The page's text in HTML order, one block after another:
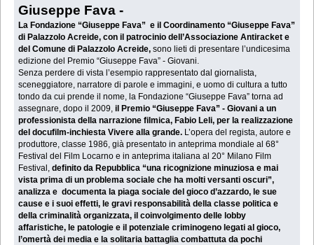
Giuseppe Fava -
La Fondazione “Giuseppe Fava” e il Coordinamento “Giuseppe Fava”
di Palazzolo Acreide, con il patrocinio dell’Associazione Antiracket e
del Comune di Palazzolo Acreide, sono lieti di presentare l’undicesima
edizione del Premio “Giuseppe Fava” - Giovani.
Senza perdere di vista l’esempio rappresentato dal giornalista,
sceneggiatore, narratore di parole e immagini, e uomo di cultura a tutto
tondo da cui prende il nome, la Fondazione “Giuseppe Fava” torna ad
assegnare, dopo il 2009,il Premio “Giuseppe Fava” - Giovani a un
professionista della narrazione filmica, Fabio Leli, per la realizzazione
del docufilm-inchiesta Vivere alla grande. L’opera del regista, autore e
produttore, classe 1986, già presentato in anteprima mondiale al 68°
Festival del Film Locarno e in anteprima italiana al 20° Milano Film
Festival, definito da Repubblica “una ricognizione minuziosa e mai
vista prima di un problema sociale che ha molti versanti oscuri”,
analizza e documenta la piaga sociale del gioco d’azzardo, le sue
cause e i suoi effetti, le gravi responsabilità della classe politica e
della criminalità organizzata, il coinvolgimento delle lobby
affaristiche, le patologie e il potenziale criminogeno legati al gioco,
l’omertà dei media e la solitaria battaglia combattuta da pochi